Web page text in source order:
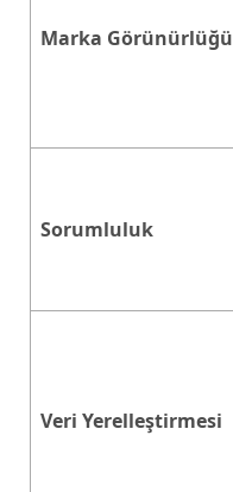
Marka Görünürlüğü
Sorumluluk
Veri Yerelleştirmesi